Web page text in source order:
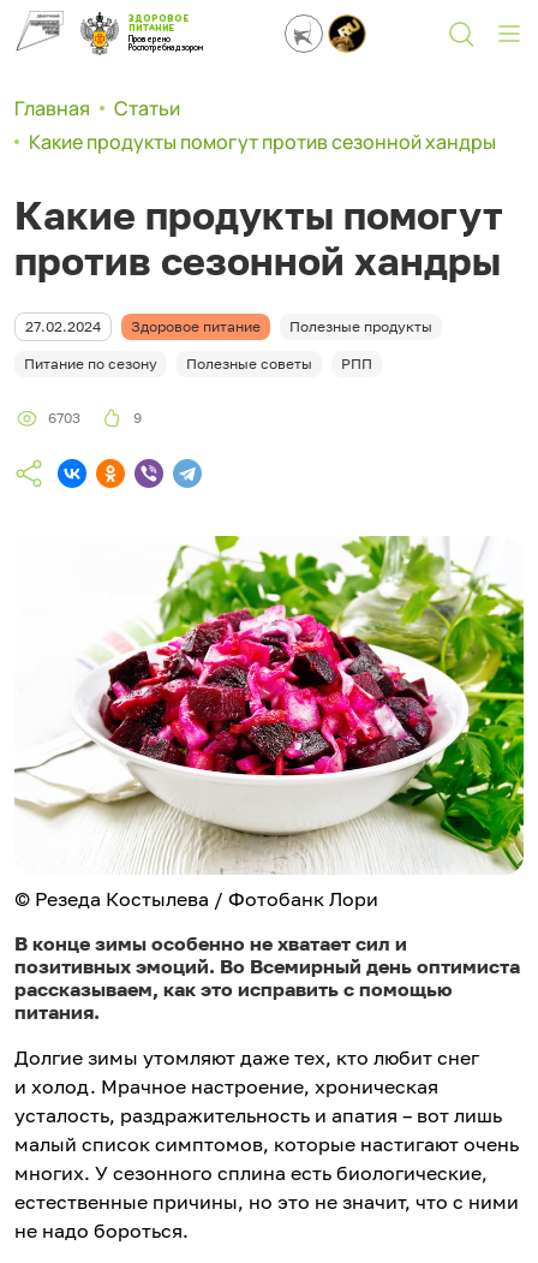
ЗДОРОВОЕ
ПИТАНИЕ
Проверено
Роспотребнадзором
Главная
Статьи
Какие продукты помогут против сезонной хандры
Какие продукты помогут
против сезонной хандры
27.02.2024 Здоровое питание Полезные продукты
Питание по сезону Полезные советы РПП
6703 9
© Резеда Костылева / Фотобанк Лори
В конце зимы особенно не хватает сил и
позитивных эмоций. Во Всемирный день оптимиста
рассказываем, как это исправить с помощью
питания.
Долгие зимы утомляют даже тех, кто любит снег
и холод. Мрачное настроение, хроническая
усталость, раздражительность и апатия – вот лишь
малый список симптомов, которые настигают очень
многих. У сезонного сплина есть биологические,
естественные причины, но это не значит, что с ними
не надо бороться.